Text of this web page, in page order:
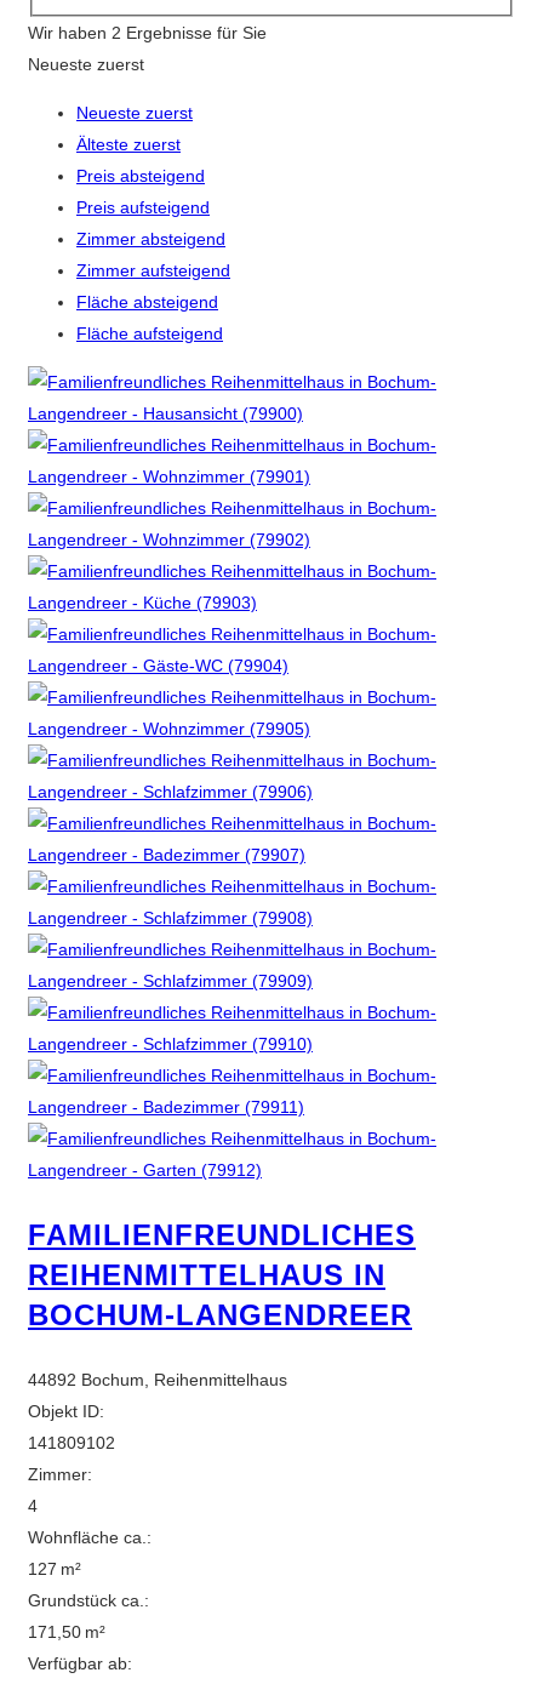
Wir haben 2 Ergebnisse für Sie
Neueste zuerst
Neueste zuerst
Älteste zuerst
Preis absteigend
Preis aufsteigend
Zimmer absteigend
Zimmer aufsteigend
Fläche absteigend
Fläche aufsteigend
FAMILIENFREUNDLICHES
REIHENMITTELHAUS IN
BOCHUM-LANGENDREER
44892 Bochum, Reihenmittelhaus
Objekt ID:
141809102
Zimmer:
4
Wohnfläche ca.:
127 m²
Grund­stück ca.:
171,50 m²
Verfügbar ab: